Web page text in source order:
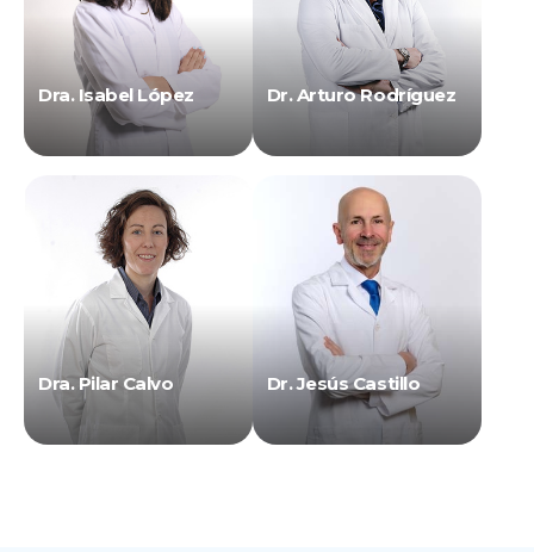
Dra. Isabel López Dr. Arturo Rodríguez
Dra. Pilar Calvo Dr. Jesús Castillo